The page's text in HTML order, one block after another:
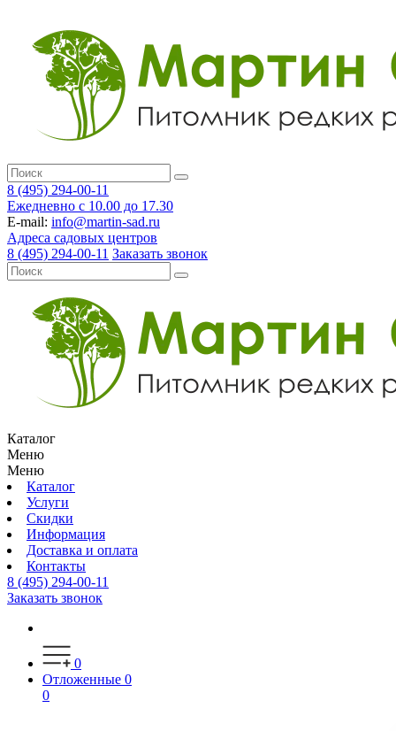
8 (495) 294-00-11
Ежедневно с 10.00 до 17.30
E-mail: info@martin-sad.ru
Адреса садовых центров
8 (495) 294-00-11 Заказать звонок
Каталог
Меню
Меню
Каталог
Услуги
Скидки
Информация
Доставка и оплата
Контакты
8 (495) 294-00-11
Заказать звонок
0
Отложенные 0
0